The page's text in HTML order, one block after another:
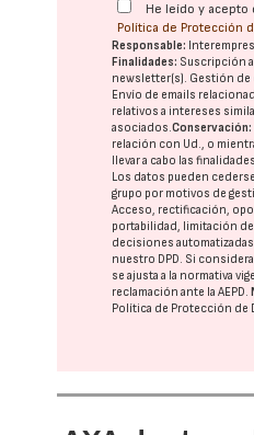
He leído y
Política de Protección
Responsable:
Finalidades: Suscripción
newsletter(s). Gestión de
Envío de emails
relativos a intereses
asociados.Conservación:
relación con Ud., o
llevar a cabo las
Los datos pueden
grupo por motivos de
Acceso, rectificación,
portabilidad, limitación
decisiones
nuestro DPD. Si
se ajusta a la normativa
reclamación ante laAEPD.
Política de Protección de